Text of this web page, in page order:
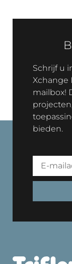
Schrijf u
Xchange
mailbox!
bieden.